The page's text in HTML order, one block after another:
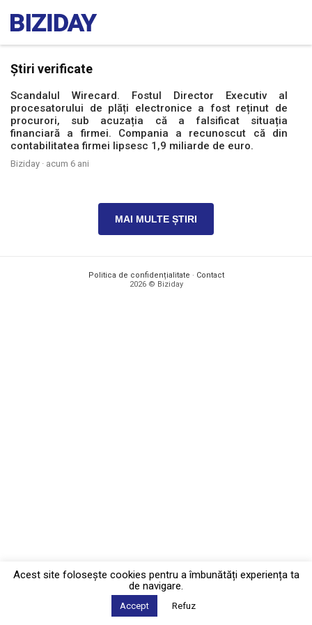
Știri verificate
Scandalul Wirecard. Fostul Director Executiv al
procesatorului de plăți electronice a fost reținut de
procurori, sub acuzația că a falsificat situația
financiară a firmei. Compania a recunoscut că din
contabilitatea firmei lipsesc 1,9 miliarde de euro.
Biziday · acum 6 ani
MAI MULTE ȘTIRI
Politica de confidențialitate · Contact
2026 © Biziday
Acest site foloseşte cookies pentru a îmbunătăți experiența ta
de navigare.
Accept Refuz